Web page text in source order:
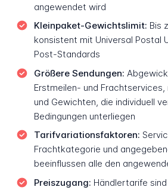
angewendet wird
Kleinpaket-Gewichtslimit: Bis
konsistent mit Universal Postal
Post-Standards
Größere Sendungen:
Erstmeilen- und
und Gewichten, die individuell
Bedingungen unterliegen
Tarifvariationsfaktoren:
Frachtkategorie und
beeinflussen alle den
Preiszugang: Händlertarife sind